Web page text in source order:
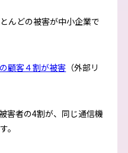
んどの被害が中小企業で
顧客４割が被害 （外部リ
害者の4割が、同じ通信機
。